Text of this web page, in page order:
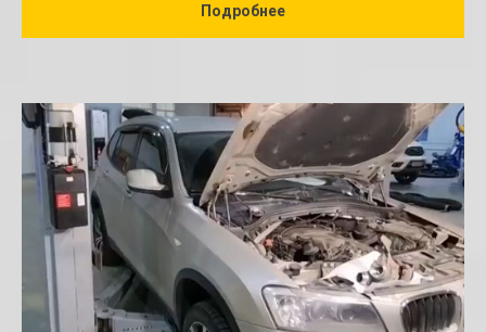
Подробнее